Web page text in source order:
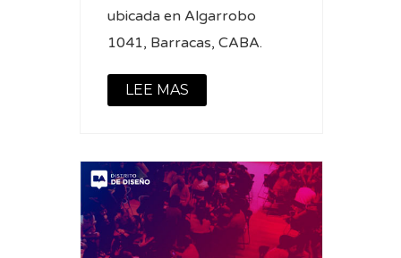
ubicada en Algarrobo
1041, Barracas, CABA.
LEE MAS